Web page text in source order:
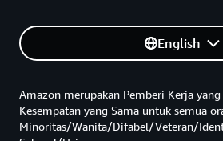
English
Amazon merupakan Pemberi Kerja
Kesempatan yang Sama untuk semua
Minoritas/Wanita/Difabel/Veteran/